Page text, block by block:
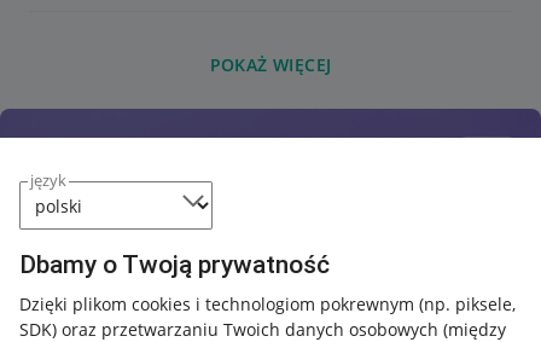
język
Dbamy o Twoją prywatność
Dzięki plikom cookies i technologiom pokrewnym (np. piksele,
SDK) oraz przetwarzaniu Twoich danych osobowych (między
POKAŻ WIĘCEJ